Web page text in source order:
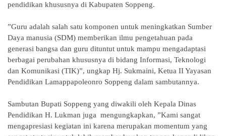
pendidikan khususnya di Kabupaten Soppeng.
”Guru adalah salah satu komponen untuk meningkatkan Sumber
Daya manusia (SDM) memberikan ilmu pengetahuan pada
generasi bangsa dan guru dituntut untuk mampu mengadaptasi
berbagai perubahan khususnya di bidang Informasi, Teknologi
dan Komunikasi (TIK)”, ungkap Hj. Sukmaini, Ketua II Yayasan
Pendidikan Lamappapoleonro Soppeng dalam sambutannya.
Sambutan Bupati Soppeng yang diwakili oleh Kepala Dinas
Pendidikan H. Lukman juga mengungkapkan, ”Kami sangat
mengapresiasi kegiatan ini karena merupakan momentum yang